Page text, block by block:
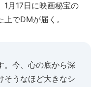
1月17日に映画秘宝の
でDMが届く。
。今、心の底から深
そうなほど大きなシ